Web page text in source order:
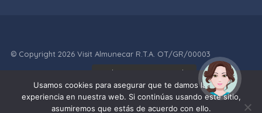
© Copyright 2026 Visit Almunecar R.T.A. OT/GR/00003
PRIVACIDAD
DE COOKIES
LEGAL
POLÍTICA DE
ACCESIBILIDAD
Usamos cookies para asegurar que te damos la mejor
experiencia en nuestra web. Si continúas usando este sitio,
asumiremos que estás de acuerdo con ello.
¡Hola! Soy Noy. ¿Puedo
ayudarte?